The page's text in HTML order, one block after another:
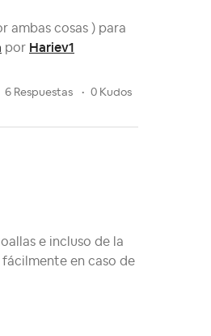
ambas cosas ) para
por Hariev1
6 Respuestas 0 Kudos
e incluso de la
en caso de